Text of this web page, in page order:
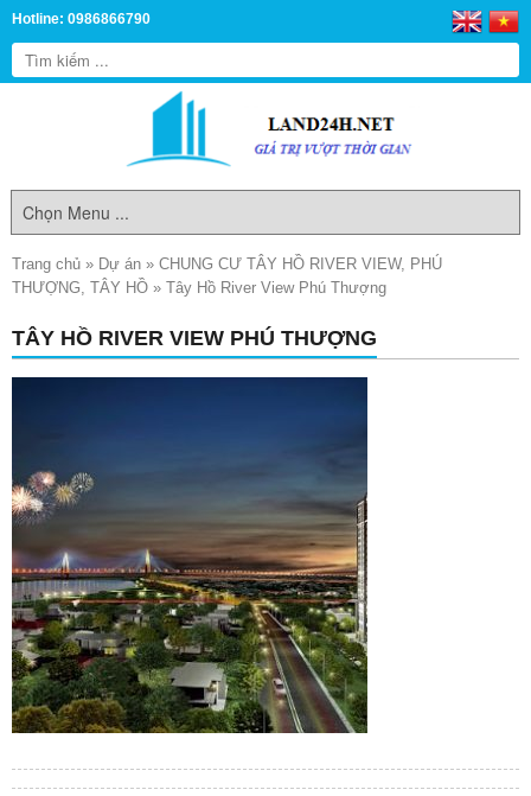
Hotline: 0986866790
Trang chủ » Dự án » CHUNG CƯ TÂY HỒ RIVER VIEW, PHÚ
THƯỢNG, TÂY HỒ » Tây Hồ River View Phú Thượng
TÂY HỒ RIVER VIEW PHÚ THƯỢNG